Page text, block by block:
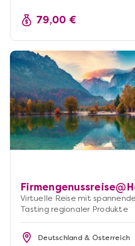
79,00 €
Virtuelle Reise mit
Tasting regionaler Produkte
Deutschland & Österreich